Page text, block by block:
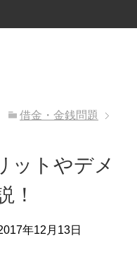
借金・金銭問題
ットやデメ
！
年12月13日